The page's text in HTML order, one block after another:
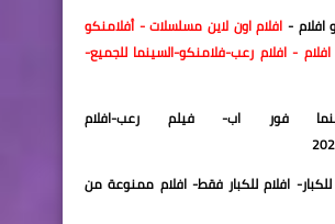
افلام - افلام اون لاين مسلسلات- أفلامنكو
افلام -افلام رعب-فلامنكو-السينما للجميع-
فور اب-فيلم رعب-افلام
- افلام للكبار فقط-افلام ممنوعة من